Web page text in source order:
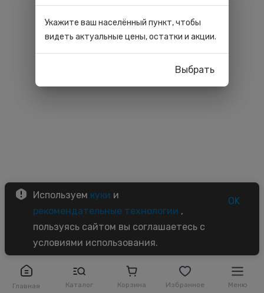
Главная Каталог Корзина Избранное Меню
Используем куки и
рекомендательные технологии ,
пользуясь сайтом вы соглашаетесь с
условиями использования.
OK
Укажите ваш населённый пункт, чтобы
видеть актуальные цены, остатки и акции.
Выбрать